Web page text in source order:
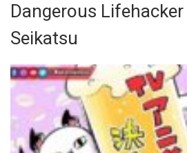
Dangerous
Seikatsu